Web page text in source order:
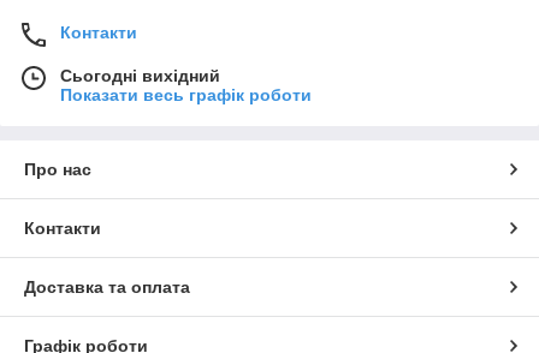
Контакти
Сьогодні вихідний
Показати весь графік роботи
Про нас
Контакти
Доставка та оплата
Графік роботи